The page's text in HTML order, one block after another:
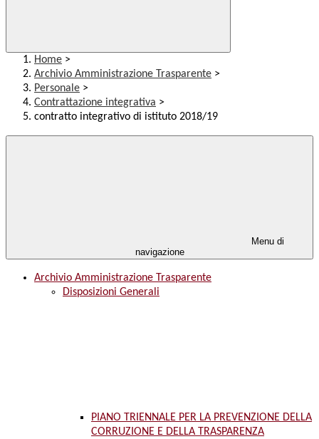
Home >
Archivio Amministrazione Trasparente >
Personale >
Contrattazione integrativa >
contratto integrativo di istituto 2018/19
Menu di
navigazione
Archivio Amministrazione Trasparente
Disposizioni Generali
PIANO TRIENNALE PER LA PREVENZIONE DELLA
CORRUZIONE E DELLA TRASPARENZA